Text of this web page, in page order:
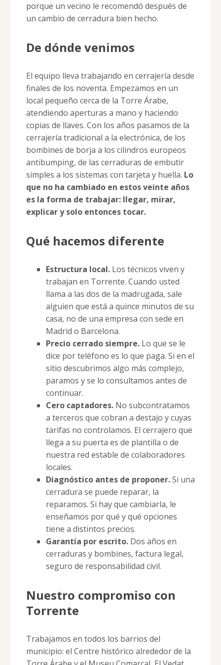
porque un vecino le recomendó después de
un cambio de cerradura bien hecho.
De dónde venimos
El equipo lleva trabajando en cerrajería desde
finales de los noventa. Empezamos en un
local pequeño cerca de la Torre Árabe,
atendiendo aperturas a mano y haciendo
copias de llaves. Con los años pasamos de la
cerrajería tradicional a la electrónica, de los
bombines de borja a los cilindros europeos
antibumping, de las cerraduras de embutir
simples a los sistemas con tarjeta y huella. Lo
que no ha cambiado en estos veinte años
es la forma de trabajar: llegar, mirar,
explicar y solo entonces tocar.
Qué hacemos diferente
Estructura local.Los técnicos viven y
trabajan en Torrente. Cuando usted
llama a las dos de la madrugada, sale
alguien que está a quince minutos de su
casa, no de una empresa con sede en
Madrid o Barcelona.
Precio cerrado siempre.Lo que se le
dice por teléfono es lo que paga. Si en el
sitio descubrimos algo más complejo,
paramos y se lo consultamos antes de
continuar.
Cero captadores.No subcontratamos
a terceros que cobran a destajo y cuyas
tarifas no controlamos. El cerrajero que
llega a su puerta es de plantilla o de
nuestra red estable de colaboradores
locales.
Diagnóstico antes de proponer.Si una
cerradura se puede reparar, la
reparamos. Si hay que cambiarla, le
enseñamos por qué y qué opciones
tiene a distintos precios.
Garantía por escrito.Dos años en
cerraduras y bombines, factura legal,
seguro de responsabilidad civil.
Nuestro compromiso con
Torrente
Trabajamos en todos los barrios del
municipio: el Centre histórico alrededor de la